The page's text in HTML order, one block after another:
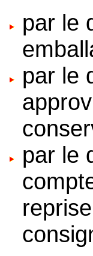
par le
par le
par le